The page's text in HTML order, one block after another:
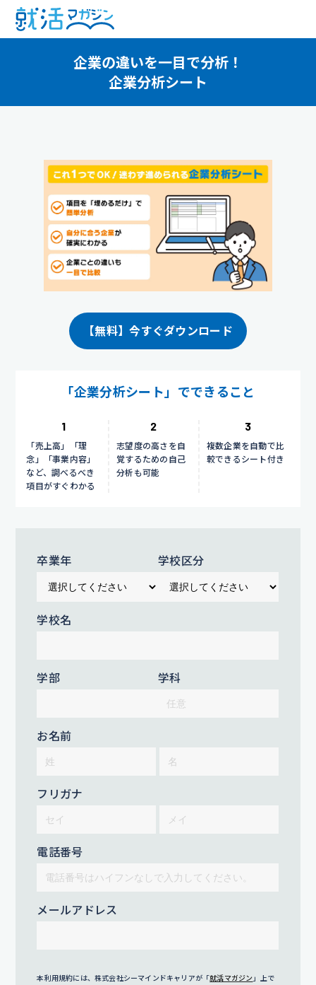
【無料】今すぐダウンロード
「企業分析シート」でできること
1
「売上高」「理
念」「事業内容」
など、調べるべき
項目がすぐわかる
2
志望度の高さを自
覚するための自己
分析も可能
3
複数企業を自動で比
較できるシート付き
卒業年 学校区分
学校名
学部 学科
お名前
フリガナ
電話番号
メールアドレス
本利用規約には、株式会社シーマインドキャリアが「就活マガジン 」上で